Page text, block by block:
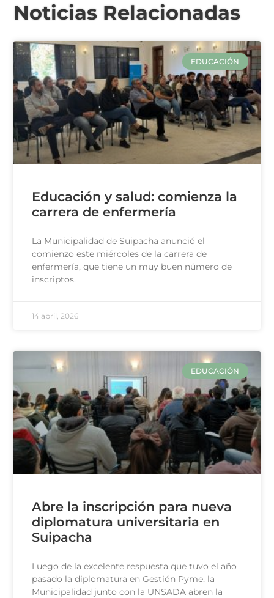
Noticias Relacionadas
EDUCACIÓN
Educación y salud: comienza la
carrera de enfermería
La Municipalidad de Suipacha anunció el
comienzo este miércoles de la carrera de
enfermería, que tiene un muy buen número de
inscriptos.
14 abril, 2026
EDUCACIÓN
Abre la inscripción para nueva
diplomatura universitaria en
Suipacha
Luego de la excelente respuesta que tuvo el año
pasado la diplomatura en Gestión Pyme, la
Municipalidad junto con la UNSADA abren la